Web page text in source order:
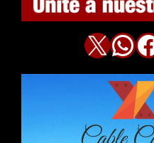
X WhatsApp Facebook